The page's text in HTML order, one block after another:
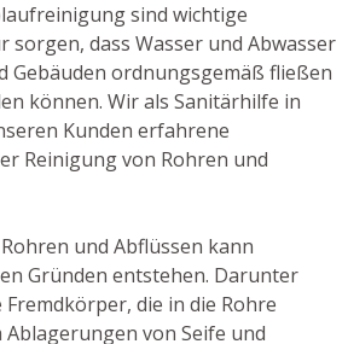
sind wichtige
sorgen, dass Wasser und Abwasser
Gebäuden ordnungsgemäß fließen
können. Wir als Sanitärhilfe in
Kunden erfahrene
Reinigung von Rohren und
und Abflüssen kann
Gründen entstehen. Darunter
die in die Rohre
von Seife und